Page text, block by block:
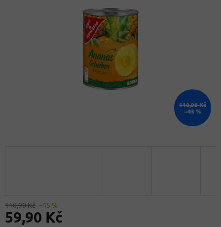
110,90 Kč
–45 %
110,90 Kč –45 %
59,90 Kč